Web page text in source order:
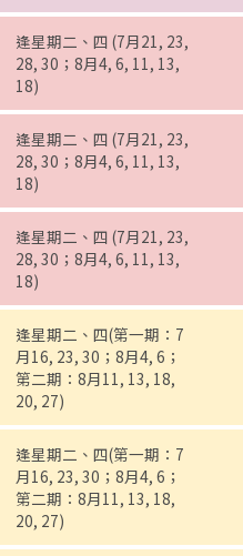
逢星期二、四 (7月21, 23,
28, 30；8月4, 6, 11, 13,
18)
逢星期二、四 (7月21, 23,
28, 30；8月4, 6, 11, 13,
18)
逢星期二、四 (7月21, 23,
28, 30；8月4, 6, 11, 13,
18)
逢星期二、四(第一期：7
月16, 23, 30；8月4, 6；
第二期：8月11, 13, 18,
20, 27)
逢星期二、四(第一期：7
月16, 23, 30；8月4, 6；
第二期：8月11, 13, 18,
20, 27)